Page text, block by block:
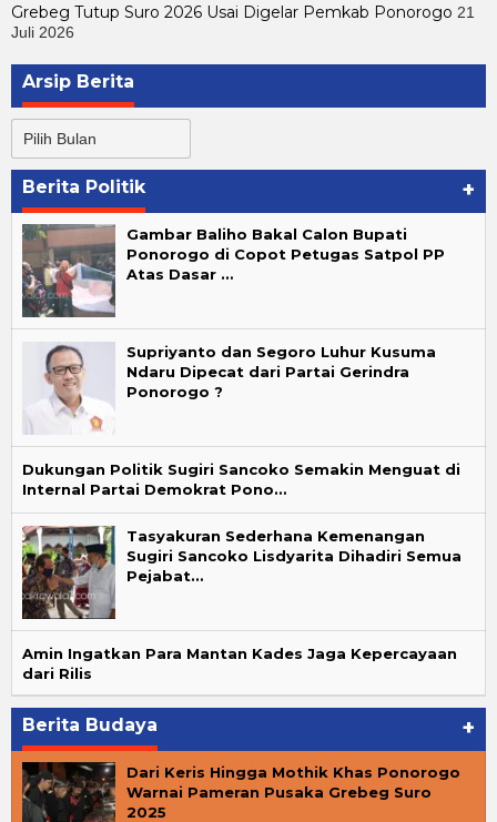
Grebeg Tutup Suro 2026 Usai Digelar Pemkab Ponorogo 21
Juli 2026
Arsip Berita
Berita
Berita Politik +
Gambar Baliho Bakal Calon Bupati
Ponorogo di Copot Petugas Satpol PP
Atas Dasar …
Supriyanto dan Segoro Luhur Kusuma
Ndaru Dipecat dari Partai Gerindra
Ponorogo ?
Dukungan Politik Sugiri Sancoko Semakin Menguat di
Internal Partai Demokrat Pono…
Tasyakuran Sederhana Kemenangan
Sugiri Sancoko Lisdyarita Dihadiri Semua
Pejabat…
Amin Ingatkan Para Mantan Kades Jaga Kepercayaan
dari Rilis
Berita Budaya +
Dari Keris Hingga Mothik Khas Ponorogo
Warnai Pameran Pusaka Grebeg Suro
2025